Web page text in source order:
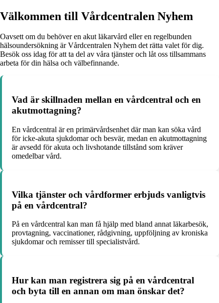
Välkommen till Vårdcentralen Nyhem
Oavsett om du behöver en akut läkarvård eller en regelbunden
hälsoundersökning är Vårdcentralen Nyhem det rätta valet för dig.
Besök oss idag för att ta del av våra tjänster och låt oss tillsammans
arbeta för din hälsa och välbefinnande.
Vad är skillnaden mellan en vårdcentral och en
akutmottagning?
En vårdcentral är en primärvårdsenhet där man kan söka vård
för icke-akuta sjukdomar och besvär, medan en akutmottagning
är avsedd för akuta och livshotande tillstånd som kräver
omedelbar vård.
Vilka tjänster och vårdformer erbjuds vanligtvis
på en vårdcentral?
På en vårdcentral kan man få hjälp med bland annat läkarbesök,
provtagning, vaccinationer, rådgivning, uppföljning av kroniska
sjukdomar och remisser till specialistvård.
Hur kan man registrera sig på en vårdcentral
och byta till en annan om man önskar det?